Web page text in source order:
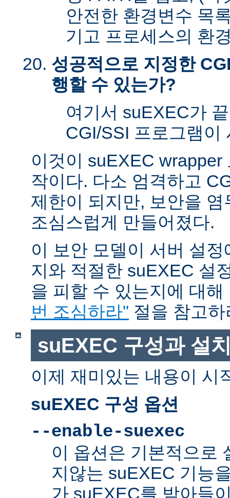
안전한 환경변수 목
기고 프로세스의 환
성공적으로 지정한
행할 수 있는가?
여기서 suEXEC가
CGI/SSI 프로그램이
이것이 suEXEC wrapper
작이다. 다소 엄격하고
제한이 되지만, 보안을
조심스럽게 만들어졌다.
이 보안 모델이 서버 설
지와 적절한 suEXEC 설
을 피할 수 있는지에 대
번 조심하라" 절을 참고하
suEXEC 구성과 설
이제 재미있는 내용이 시
suEXEC 구성 옵션
--enable-suexec
이 옵션은 기본적으로
지않는 suEXEC 기능
가 suEXEC를 받아들